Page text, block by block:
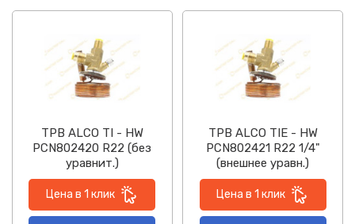
ТРВ ALCO TI - HW
PCN802420 R22 (без
уравнит.)
Цена в 1 клик
ТРВ ALCO TIE - HW
PCN802421 R22 1/4"
(внешнее уравн.)
Цена в 1 клик